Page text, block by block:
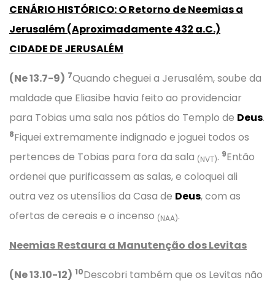
CENÁRIO HISTÓRICO:O Retorno de Neemias a
Jerusalém(Aproximadamente432 a.C.)
CIDADE DE JERUSALÉM
(Ne 13.7-9) 7Quando cheguei a Jerusalém, soube da
maldade que Eliasibe havia feito ao providenciar
para Tobias uma sala nos pátios do Templo de Deus.
8Fiquei extremamente indignado e joguei todos os
pertences de Tobias para fora da sala (NVT). 9Então
ordenei que purificassem as salas, e coloquei ali
outra vez os utensílios da Casa de Deus, com as
ofertas de cereais e o incenso (NAA).
Neemias Restaura a Manutenção dos Levitas
(Ne 13.10-12) 10Descobri também que os Levitas não